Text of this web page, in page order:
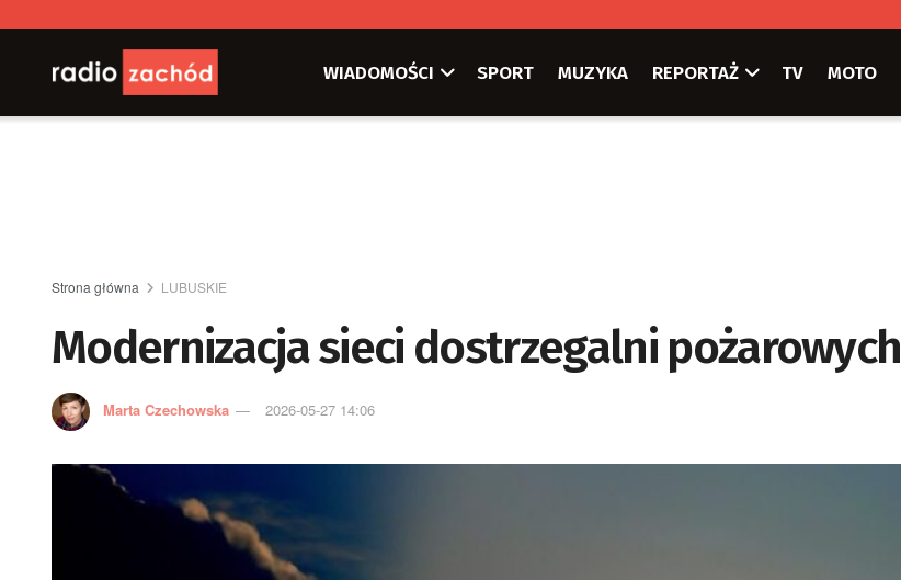
WIADOMOŚCI SPORT MUZYKA REPORTAŻ TV MOTO
Strona główna LUBUSKIE
Modernizacja sieci dostrzegalni pożarowych
Marta Czechowska 2026-05-27 14:06